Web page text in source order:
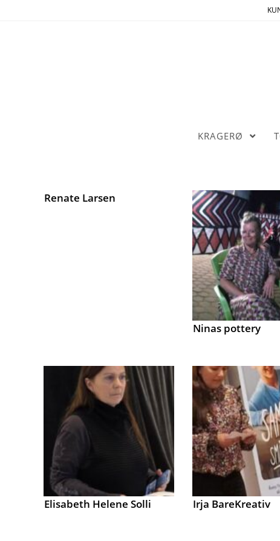
KRAGERØ
Renate Larsen
Ninas pottery
Elisabeth Helene Solli Irja BareKreativ